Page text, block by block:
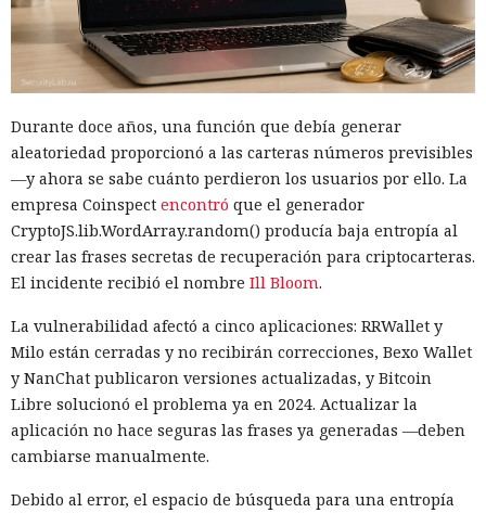
Durante doce años, una función que debía generar
aleatoriedad proporcionó a las carteras números previsibles
—y ahora se sabe cuánto perdieron los usuarios por ello. La
empresa Coinspect encontró que el generador
CryptoJS.lib.WordArray.random() producía baja entropía al
crear las frases secretas de recuperación para criptocarteras.
El incidente recibió el nombre Ill Bloom.
La vulnerabilidad afectó a cinco aplicaciones: RRWallet y
Milo están cerradas y no recibirán correcciones, Bexo Wallet
y NanChat publicaron versiones actualizadas, y Bitcoin
Libre solucionó el problema ya en 2024. Actualizar la
aplicación no hace seguras las frases ya generadas —deben
cambiarse manualmente.
Debido al error, el espacio de búsqueda para una entropía